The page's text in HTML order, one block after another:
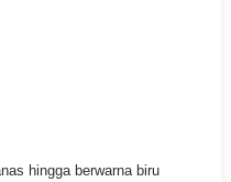
hingga berwarna biru